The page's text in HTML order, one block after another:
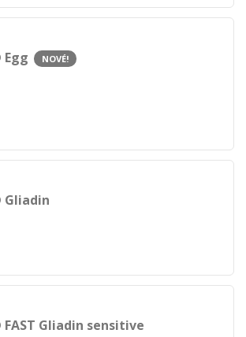
Egg NOVÉ!
Gliadin
FAST Gliadin sensitive